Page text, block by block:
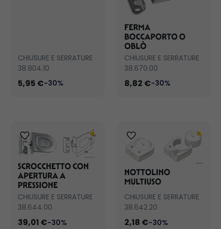
CHIUSURE E SERRATURE
38.904.10
5,95 €-30%
FERMA
BOCCAPORTO O
OBLÒ
CHIUSURE E SERRATURE
38.670.00
8,82 €-30%
SCROCCHETTO CON
APERTURA A
PRESSIONE
CHIUSURE E SERRATURE
38.644.00
39,01 €-30%
NOTTOLINO
MULTIUSO
CHIUSURE E SERRATURE
38.642.20
2,18 €-30%